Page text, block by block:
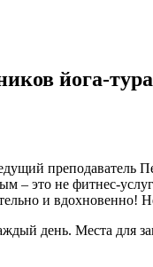
йога-
преподаватель
– это не фитнес-
и вдохновенно!
день. Места